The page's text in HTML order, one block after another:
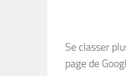
Se classer
page de